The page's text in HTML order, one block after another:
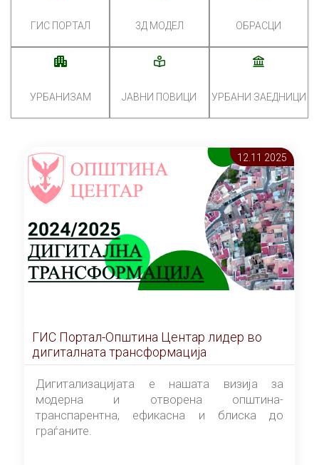
ГИС ПОРТАЛ 3Д МОДЕЛ ОБРАСЦИ
УРБАНИЗАМ ЈАВНИ ПОВИЦИ УРБАНИ ЗАЕДНИЦИ
12.11 2025
ГИС Портал-Општина Центар лидер во
дигиталната трансформација
Дигитализацијата е нашата визија за
модерна и отворена општина-
транспарентна, ефикасна и блиска до
граѓаните.